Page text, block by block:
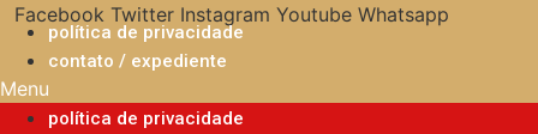
para
conteúdo
Facebook Twitter Instagram Youtube Whatsapp
política de privacidade
contato / expediente
Menu
política de privacidade